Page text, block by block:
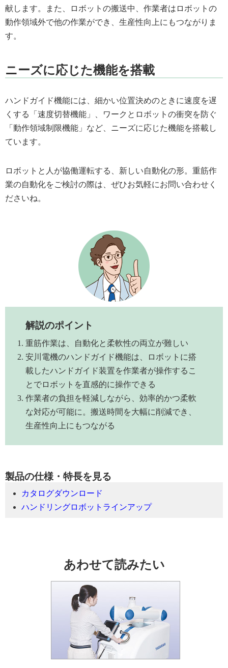
献します。また、ロボットの搬送中、作業者はロボットの
動作領域外で他の作業ができ、生産性向上にもつながりま
す。
ニーズに応じた機能を搭載
ハンドガイド機能には、細かい位置決めのときに速度を遅
くする「速度切替機能」、ワークとロボットの衝突を防ぐ
「動作領域制限機能」など、ニーズに応じた機能を搭載し
ています。
ロボットと人が協働運転する、新しい自動化の形。重筋作
業の自動化をご検討の際は、ぜひお気軽にお問い合わせく
ださいね。
解説のポイント
重筋作業は、自動化と柔軟性の両立が難しい
安川電機のハンドガイド機能は、ロボットに搭
載したハンドガイド装置を作業者が操作するこ
とでロボットを直感的に操作できる
作業者の負担を軽減しながら、効率的かつ柔軟
な対応が可能に。搬送時間を大幅に削減でき、
生産性向上にもつながる
製品の仕様・特長を見る
カタログダウンロード
ハンドリングロボットラインアップ
あわせて読みたい